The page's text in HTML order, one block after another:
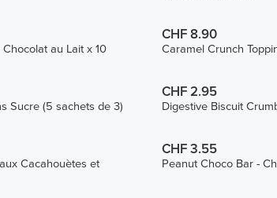
au Lait x 10
CHF 8.90
Caramel Crunch
Sucre (5 sachets de 3)
CHF 2.95
Digestive Biscuit
Cacahouètes et
CHF 3.55
Peanut Choco Bar -